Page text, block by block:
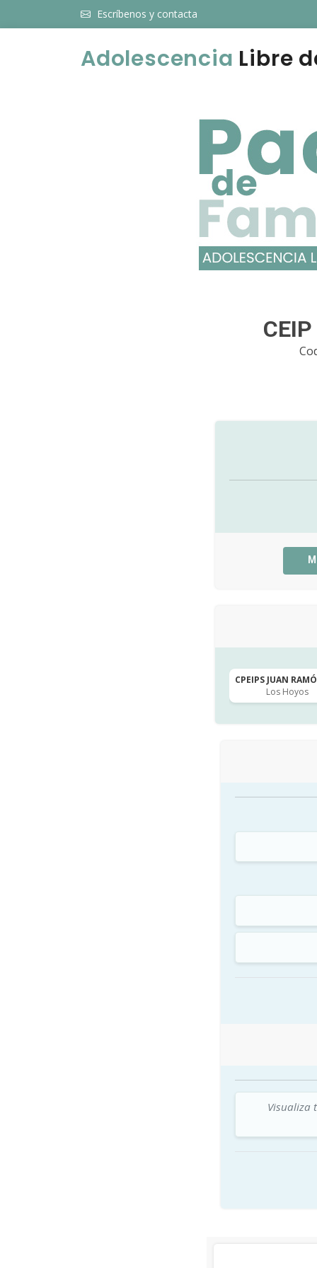
Escríbenos y contacta
Adolescencia Libre
CPEIPS JUAN
Los Hoyos
Visualiza